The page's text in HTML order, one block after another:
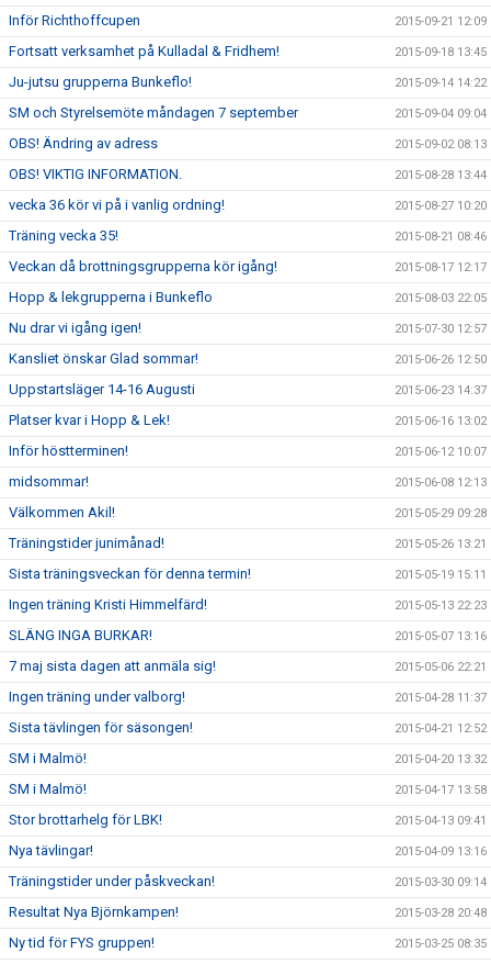
Inför Richthoffcupen 2015-09-21 12:09
Fortsatt verksamhet på Kulladal & Fridhem! 2015-09-18 13:45
Ju-jutsu grupperna Bunkeflo! 2015-09-14 14:22
SM och Styrelsemöte måndagen 7 september 2015-09-04 09:04
OBS! Ändring av adress 2015-09-02 08:13
OBS! VIKTIG INFORMATION. 2015-08-28 13:44
vecka 36 kör vi på i vanlig ordning! 2015-08-27 10:20
Träning vecka 35! 2015-08-21 08:46
Veckan då brottningsgrupperna kör igång! 2015-08-17 12:17
Hopp & lekgrupperna i Bunkeflo 2015-08-03 22:05
Nu drar vi igång igen! 2015-07-30 12:57
Kansliet önskar Glad sommar! 2015-06-26 12:50
Uppstartsläger 14-16 Augusti 2015-06-23 14:37
Platser kvar i Hopp & Lek! 2015-06-16 13:02
Inför höstterminen! 2015-06-12 10:07
midsommar! 2015-06-08 12:13
Välkommen Akil! 2015-05-29 09:28
Träningstider junimånad! 2015-05-26 13:21
Sista träningsveckan för denna termin! 2015-05-19 15:11
Ingen träning Kristi Himmelfärd! 2015-05-13 22:23
SLÄNG INGA BURKAR! 2015-05-07 13:16
7 maj sista dagen att anmäla sig! 2015-05-06 22:21
Ingen träning under valborg! 2015-04-28 11:37
Sista tävlingen för säsongen! 2015-04-21 12:52
SM i Malmö! 2015-04-20 13:32
SM i Malmö! 2015-04-17 13:58
Stor brottarhelg för LBK! 2015-04-13 09:41
Nya tävlingar! 2015-04-09 13:16
Träningstider under påskveckan! 2015-03-30 09:14
Resultat Nya Björnkampen! 2015-03-28 20:48
Ny tid för FYS gruppen! 2015-03-25 08:35